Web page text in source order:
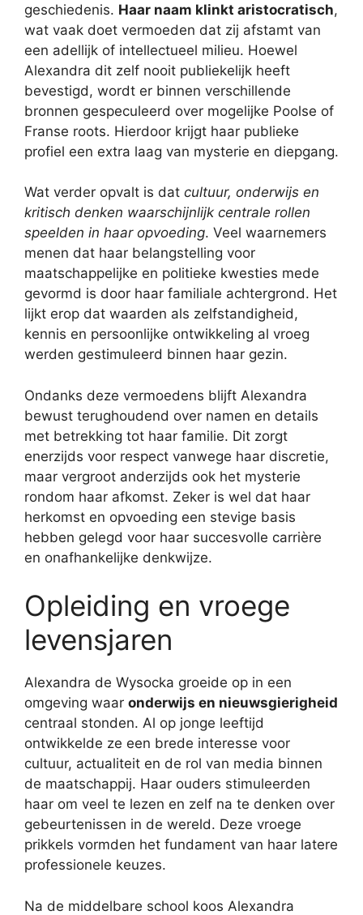
geschiedenis. Haar naam klinkt aristocratisch,
wat vaak doet vermoeden dat zij afstamt van
een adellijk of intellectueel milieu. Hoewel
Alexandra dit zelf nooit publiekelijk heeft
bevestigd, wordt er binnen verschillende
bronnen gespeculeerd over mogelijke Poolse of
Franse roots. Hierdoor krijgt haar publieke
profiel een extra laag van mysterie en diepgang.
Wat verder opvalt is dat cultuur, onderwijs en
kritisch denken waarschijnlijk centrale rollen
speelden in haar opvoeding. Veel waarnemers
menen dat haar belangstelling voor
maatschappelijke en politieke kwesties mede
gevormd is door haar familiale achtergrond. Het
lijkt erop dat waarden als zelfstandigheid,
kennis en persoonlijke ontwikkeling al vroeg
werden gestimuleerd binnen haar gezin.
Ondanks deze vermoedens blijft Alexandra
bewust terughoudend over namen en details
met betrekking tot haar familie. Dit zorgt
enerzijds voor respect vanwege haar discretie,
maar vergroot anderzijds ook het mysterie
rondom haar afkomst. Zeker is wel dat haar
herkomst en opvoeding een stevige basis
hebben gelegd voor haar succesvolle carrière
en onafhankelijke denkwijze.
Opleiding en vroege
levensjaren
Alexandra de Wysocka groeide op in een
omgeving waar onderwijs en nieuwsgierigheid
centraal stonden. Al op jonge leeftijd
ontwikkelde ze een brede interesse voor
cultuur, actualiteit en de rol van media binnen
de maatschappij. Haar ouders stimuleerden
haar om veel te lezen en zelf na te denken over
gebeurtenissen in de wereld. Deze vroege
prikkels vormden het fundament van haar latere
professionele keuzes.
Na de middelbare school koos Alexandra